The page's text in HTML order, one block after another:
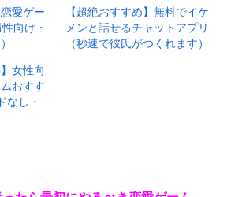
愛ゲー
向け・
【超絶おすすめ】無料でイケ
メンと話せるチャットアプリ
（秒速で彼氏がつくれます）
女性向
おすす
なし・